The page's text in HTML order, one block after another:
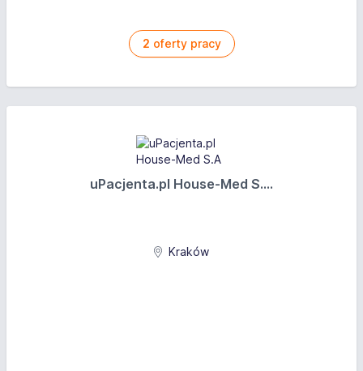
2 oferty pracy
uPacjenta.pl House-Med S....
Kraków